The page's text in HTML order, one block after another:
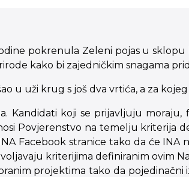
pokrenula Zeleni pojas u
kako bi zajedničkim snagama
u uži krug s još dva vrtića, a za
Kandidati koji se prijavljuju
Povjerenstvo na temelju
Facebook stranice tako da će
kriterijima definiranim ovim
projektima tako da